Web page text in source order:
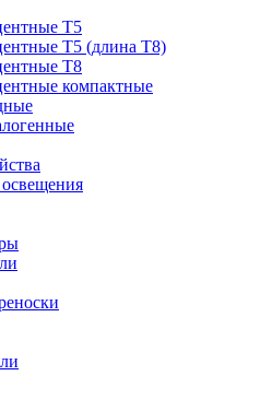
T5
T5 (длина T8)
T8
компактные